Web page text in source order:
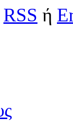
RSS ή